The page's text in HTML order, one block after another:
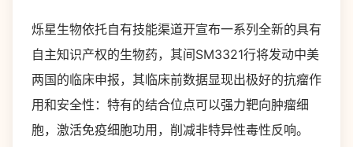
烁星生物依托自有技能渠道开宣布一系列全新的具有
自主知识产权的生物药，其间SM3321行将发动中美
两国的临床申报，其临床前数据显现出极好的抗瘤作
用和安全性：特有的结合位点可以强力靶向肿瘤细
胞，激活免疫细胞功用，削减非特异性毒性反响。